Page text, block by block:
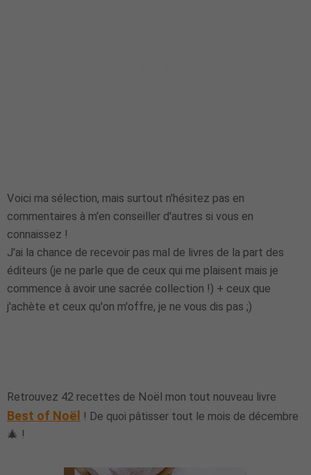
Voici ma sélection, mais surtout n'hésitez pas en
commentaires à m'en conseiller d'autres si vous en
connaissez !
J'ai la chance de recevoir pas mal de livres de la part des
éditeurs (je ne parle que de ceux qui me plaisent mais je
commence à avoir une sacrée collection !) + ceux que
j'achète et ceux qu'on m'offre, je ne vous dis pas ;)
Retrouvez 42 recettes de Noël mon tout nouveau livre
Best of Noël ! De quoi pâtisser tout le mois de décembre
🎄 !